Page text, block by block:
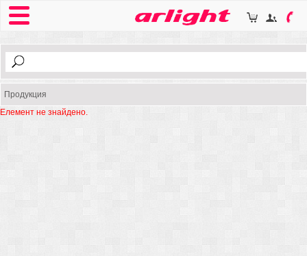
Продукция
Елемент не знайдено.